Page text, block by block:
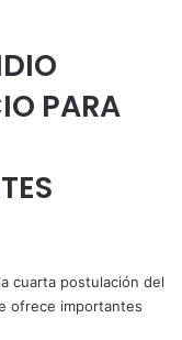
PARA
cuarta postulación del
ofrece importantes